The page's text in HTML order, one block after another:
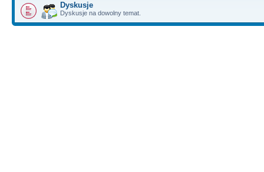
Dyskusje
Dyskusje na dowolny temat.